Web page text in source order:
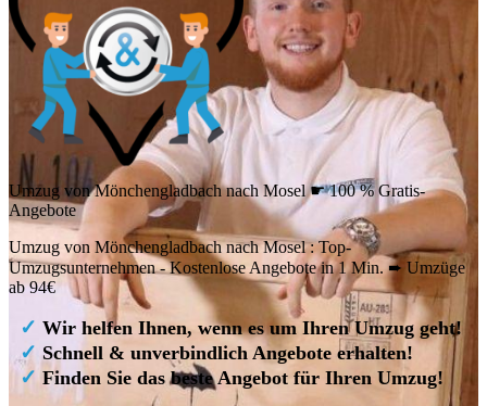
Umzug von Mönchengladbach nach Mosel ☛ 100 % Gratis-
Angebote
Umzug von Mönchengladbach nach Mosel : Top-
Umzugsunternehmen - Kostenlose Angebote in 1 Min. ➨ Umzüge
ab 94€
✓ Wir helfen Ihnen, wenn es um Ihren Umzug geht!
✓ Schnell & unverbindlich Angebote erhalten!
✓Finden Sie das beste Angebot für Ihren Umzug!